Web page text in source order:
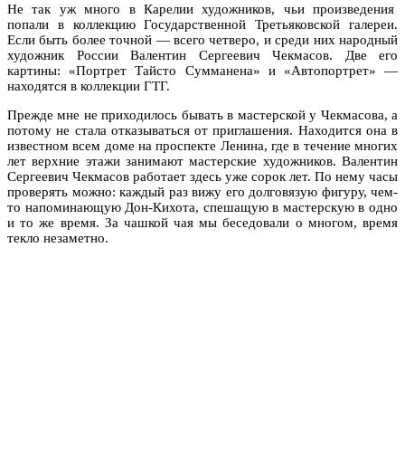
Не так уж много в Карелии художников, чьи произведения
попали в коллекцию Государственной Третьяковской галереи.
Если быть более точной — всего четверо, и среди них народный
художник России Валентин Сергеевич Чекмасов. Две его
картины: «Портрет Тайсто Сумманена» и «Автопортрет» —
находятся в коллекции ГТГ.
Прежде мне не приходилось бывать в мастерской у Чекмасова, а
потому не стала отказываться от приглашения. Находится она в
известном всем доме на проспекте Ленина, где в течение многих
лет верхние этажи занимают мастерские художников. Валентин
Сергеевич Чекмасов работает здесь уже сорок лет. По нему часы
проверять можно: каждый раз вижу его долговязую фигуру, чем-
то напоминающую Дон-Кихота, спешащую в мастерскую в одно
и то же время. За чашкой чая мы беседовали о многом, время
текло незаметно.